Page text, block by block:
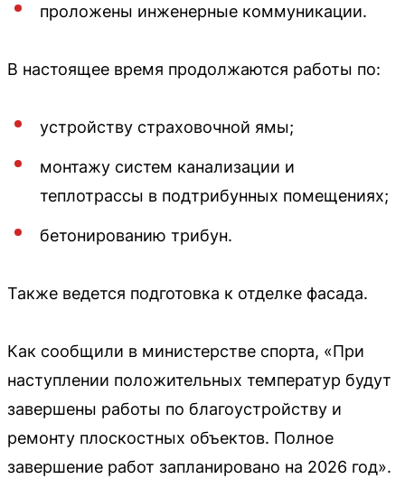
проложены инженерные коммуникации.
В настоящее время продолжаются работы по:
устройству страховочной ямы;
монтажу систем канализации и
теплотрассы в подтрибунных помещениях;
бетонированию трибун.
Также ведется подготовка к отделке фасада.
Как сообщили в министерстве спорта, «При
наступлении положительных температур будут
завершены работы по благоустройству и
ремонту плоскостных объектов. Полное
завершение работ запланировано на 2026 год».